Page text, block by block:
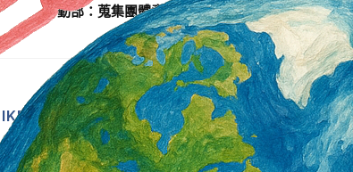
產假 勞動部：蒐集團體意見、提具
勞動部公布職